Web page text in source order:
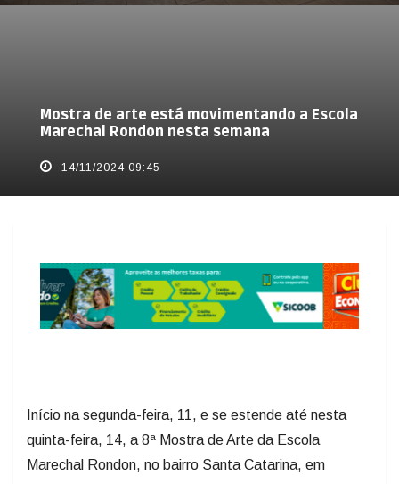
Mostra de arte está movimentando a Escola
Marechal Rondon nesta semana
14/11/2024 09:45
Início na segunda-feira, 11, e se estende até nesta
quinta-feira, 14, a 8ª Mostra de Arte da Escola
Marechal Rondon, no bairro Santa Catarina, em